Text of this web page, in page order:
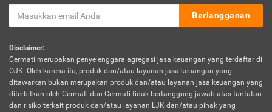
Berlangganan
Disclaimer:
Cermati merupakan penyelenggara agregasi jasa keuangan yang terdaftar di
OJK. Oleh karena itu, produk dan/atau layanan jasa keuangan yang
ditawarkan bukan merupakan produk dan/atau layanan jasa keuangan yang
diterbitkan oleh Cermati dan Cermati tidak bertanggung jawab atas tuntutan
dan risiko terkait produk dan/atau layanan LJK dan/atau pihak yang